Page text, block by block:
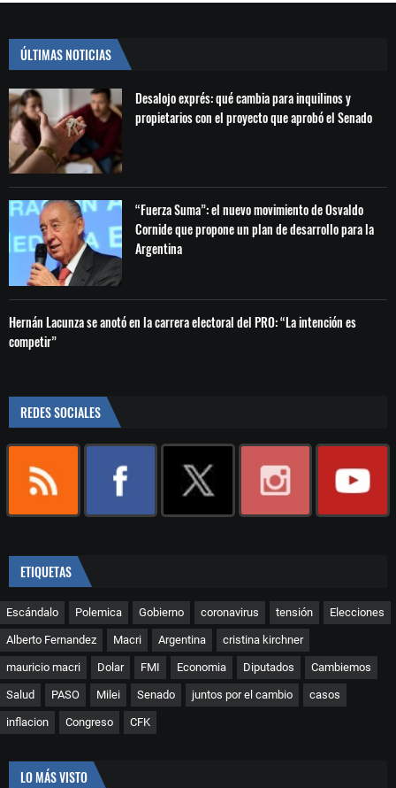
ÚLTIMAS NOTICIAS
Desalojo exprés: qué cambia para inquilinos y
propietarios con el proyecto que aprobó el Senado
“Fuerza Suma”: el nuevo movimiento de Osvaldo
Cornide que propone un plan de desarrollo para la
Argentina
Hernán Lacunza se anotó en la carrera electoral del PRO: “La intención es
competir”
REDES SOCIALES
ETIQUETAS
Escándalo Polemica Gobierno coronavirus tensión Elecciones
Alberto Fernandez Macri Argentina cristina kirchner
mauricio macri Dolar FMI Economia Diputados Cambiemos
Salud PASO Milei Senado juntos por el cambio casos
inflacion Congreso CFK
LO MÁS VISTO